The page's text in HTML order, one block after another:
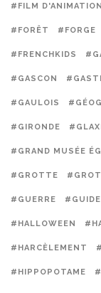
#FILM D'ANIMATION
#FORÊT #FORGE
#FRENCHKIDS
#GASCON
#GAULOIS
#GIRONDE
#GRAND MUSÉE
#GROTTE
#GUERRE
#HALLOWEEN
#HARCÈLEMENT
#HIPPOPOTAME